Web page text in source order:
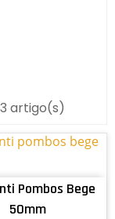
artigo(s)
AO CARRINHO
Pombos Bege
50mm